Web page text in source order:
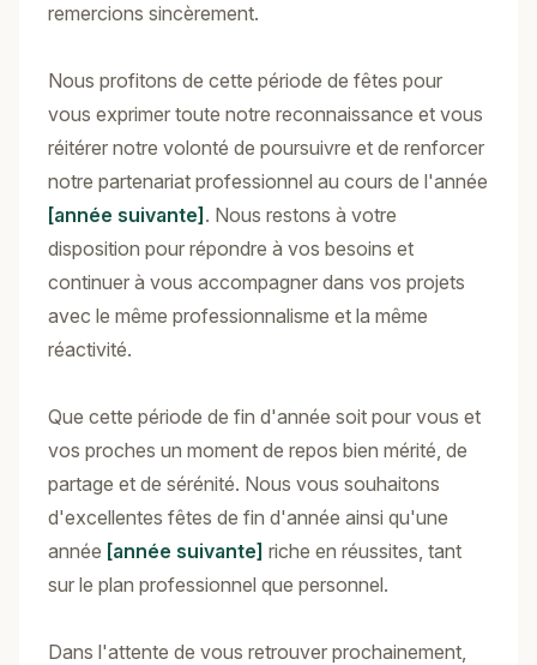
remercions sincèrement.
Nous profitons de cette période de fêtes pour
vous exprimer toute notre reconnaissance et vous
réitérer notre volonté de poursuivre et de renforcer
notre partenariat professionnel au cours de l'année
[année suivante] . Nous restons à votre
disposition pour répondre à vos besoins et
continuer à vous accompagner dans vos projets
avec le même professionnalisme et la même
réactivité.
Que cette période de fin d'année soit pour vous et
vos proches un moment de repos bien mérité, de
partage et de sérénité. Nous vous souhaitons
d'excellentes fêtes de fin d'année ainsi qu'une
année [année suivante] riche en réussites, tant
sur le plan professionnel que personnel.
Dans l'attente de vous retrouver prochainement,